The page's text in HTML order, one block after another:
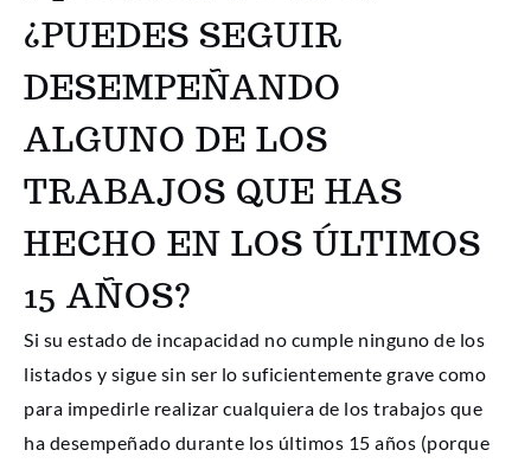
¿PUEDES SEGUIR
DESEMPEÑANDO
ALGUNO DE LOS
TRABAJOS QUE HAS
HECHO EN LOS ÚLTIMOS
15 AÑOS?
Si su estado de incapacidad no cumple ninguno de los
listados y sigue sin ser lo suficientemente grave como
para impedirle realizar cualquiera de los trabajos que
ha desempeñado durante los últimos 15 años (porque